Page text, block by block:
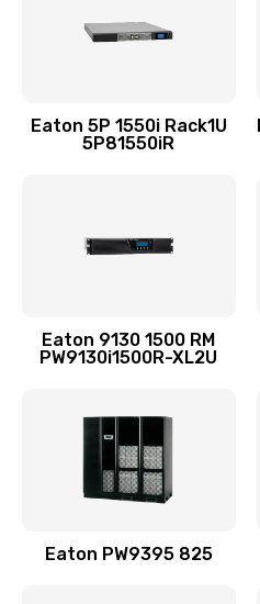
Eaton 5P 1550i Rack1U
5P81550iR
Eaton 9130 1500 RM
PW9130i1500R-XL2U
Eaton PW9395 825